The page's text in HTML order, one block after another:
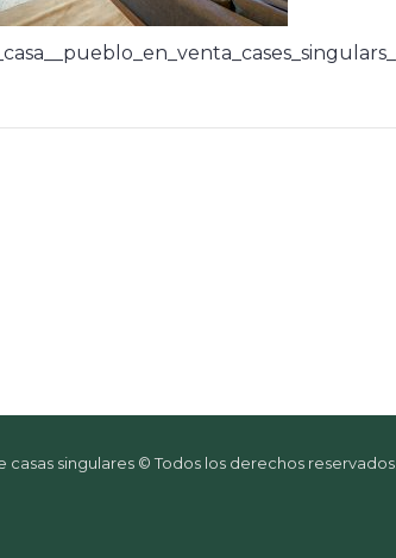
casas singulares © Todos los derechos reservados.